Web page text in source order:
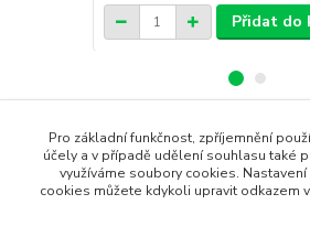
Přidat do
Zboží zařazeno v kategoriích
CD AUDIO
Pro základní funkčnost, zpříjemnění
účely a v případě udělení souhlasu také
využíváme soubory cookies.
cookies můžete kdykoli upravit odkazem